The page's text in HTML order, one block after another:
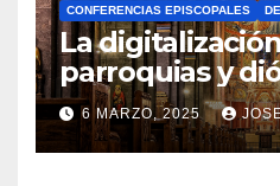
CONFERENCIAS EPISCOPALES
La
parroquias y
realidad ya
la Iglesia
6 MARZO, 2025